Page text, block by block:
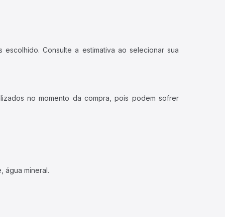
Consulte a estimativa ao selecionar sua
no momento da compra, pois podem sofrer
água mineral.